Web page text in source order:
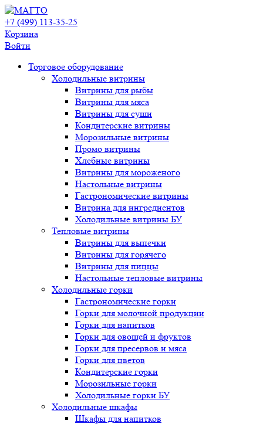
+7 (499) 113-35-25
Корзина
Войти
Свернуть/
развернуть
Торговое оборудованиe
Холодильные витрины
Витрины для рыбы
Витрины для мяса
Витрины для суши
Кондитерские витрины
Морозильные витрины
Промо витрины
Хлебные витрины
Витрины для мороженого
Настольные витрины
Гастрономические витрины
Витрина для ингредиентов
Холодильные витрины БУ
Тепловые витрины
Витрины для выпечки
Витрины для горячего
Витрины для пиццы
Настольные тепловые витрины
Холодильные горки
Гастрономические горки
Горки для молочной продукции
Горки для напитков
Горки для овощей и фруктов
Горки для пресервов и мяса
Горки для цветов
Кондитерские горки
Морозильные горки
Холодильные горки БУ
Холодильные шкафы
Шкафы для напитков